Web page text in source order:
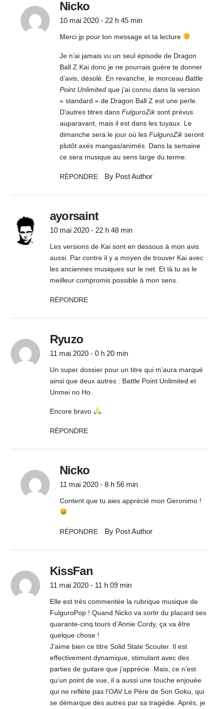
Nicko
10 mai 2020 - 22 h 45 min
Merci jp pour ton message et ta lecture
Je n’ai jamais vu un seul épisode de Dragon
Ball Z Kai donc je ne pourrais guère te donner
d’avis, désolé. En revanche, le morceau Battle
Point Unlimitedque j’ai connu dans la version
« standard » de Dragon Ball Z est une perle.
D’autres titres dans FulguroZiksont prévus
auparavant, mais il est dans les tuyaux. Le
dimanche sera le jour où les FulguroZikseront
plutôt axés mangas/animés. Dans la semaine
ce sera musique au sens large du terme.
RÉPONDRE By Post Author
ayorsaint
10 mai 2020 - 22 h 48 min
Les versions de Kai sont en dessous à mon avis
aussi. Par contre il y a moyen de trouver Kai avec
les anciennes musiques sur le net. Et là tu as le
meilleur compromis possible à mon sens.
RÉPONDRE
Ryuzo
11 mai 2020 - 0 h 20 min
Un super dossier pour un titre qui m’aura marqué
ainsi que deux autres : Battle Point Unlimited et
Unmei no Ho.
Encore bravo
RÉPONDRE
Nicko
11 mai 2020 - 8 h 56 min
Content que tu aies apprécié mon Geronimo !
RÉPONDRE By Post Author
KissFan
11 mai 2020 - 11 h 09 min
Elle est très commentée la rubrique musique de
FulguroPop ! Quand Nicko va sortir du placard ses
quarante-cinq tours d’Annie Cordy, ça va être
quelque chose !
J’aime bien ce titre Solid State Scouter. Il est
effectivement dynamique, stimulant avec des
parties de guitare que j’apprécie. Mais, ce n’est
qu’un point de vue, il a aussi une touche enjouée
qui ne reflète pas l’OAV Le Père de Son Goku, qui
se démarque des autres par sa tragédie. Après, je